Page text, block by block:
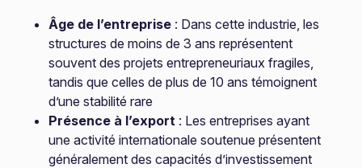
Âge de l’entreprise : Dans cette industrie, les
structures de moins de 3 ans représentent
souvent des projets entrepreneuriaux fragiles,
tandis que celles de plus de 10 ans témoignent
d’une stabilité rare
Présence à l’export : Les entreprises ayant
une activité internationale soutenue présentent
généralement des capacités d’investissement